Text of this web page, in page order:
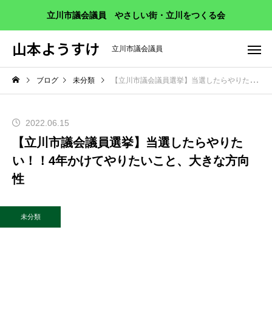
立川市議会議員 やさしい街・立川をつくる会
山本ようすけ 立川市議会議員
ブログ 未分類 【立川市議会議員選挙】当選したらやりたい！！4年かけてやりたいこと、大きな方向性
2022.06.15
【立川市議会議員選挙】当選したらやりた
い！！4年かけてやりたいこと、大きな方向
性
未分類